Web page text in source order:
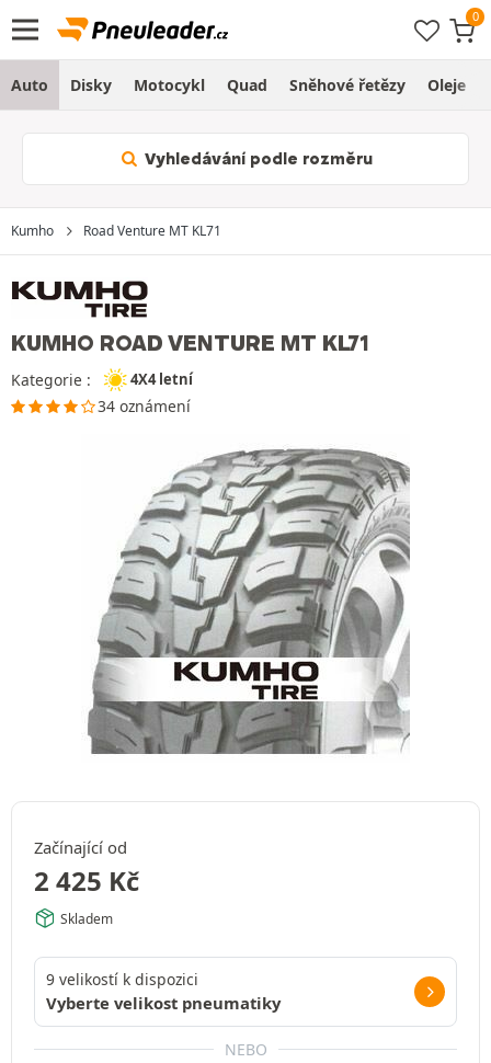
Auto Disky Motocykl Quad Sněhové řetězy Oleje
Vyhledávání podle rozměru
Kumho Road Venture MT KL71
KUMHO ROAD VENTURE MT KL71
Kategorie : 4X4 letní
34 oznámení
Začínající od
2 425 Kč
Skladem
9 velikostí k dispozici
Vyberte velikost pneumatiky
NEBO